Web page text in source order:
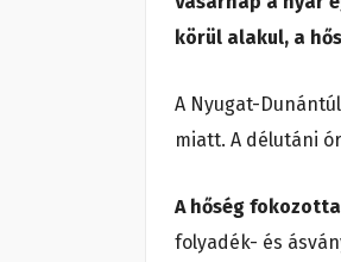
körül alakul, a
A Nyugat-
miatt. A délutáni
A hőség
folyadék- és